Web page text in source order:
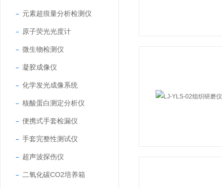
元素超痕量分析检测仪
原子荧光光度计
微生物检测仪
凝胶成像仪
化学发光成像系统
核酸蛋白测定分析仪
便携式手套检漏仪
手套完整性测试仪
超声波探伤仪
二氧化碳CO2培养箱